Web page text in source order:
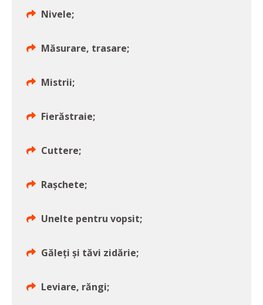
Nivele;
Măsurare, trasare;
Mistrii;
Fierăstraie;
Cuttere;
Rașchete;
Unelte pentru vopsit;
Găleți și tăvi zidărie;
Leviare, răngi;